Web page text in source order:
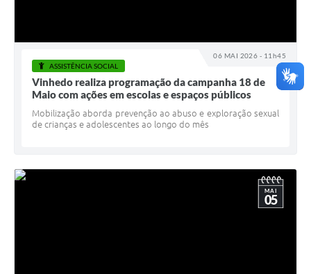
06 MAI 2026 - 11h45
ASSISTÊNCIA SOCIAL
Vinhedo realiza programação da campanha 18 de
Maio com ações em escolas e espaços públicos
Mobilização aborda prevenção ao abuso e exploração sexual
de crianças e adolescentes ao longo do mês
MAI
05